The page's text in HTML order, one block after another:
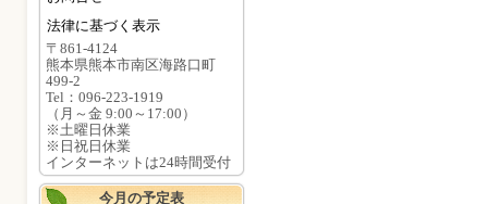
法律に基づく表示
〒861-4124
熊本県熊本市南区海路口町
499-2
Tel：096-223-1919
（月～金 9:00～17:00）
※土曜日休業
※日祝日休業
インターネットは24時間受付
今月の予定表